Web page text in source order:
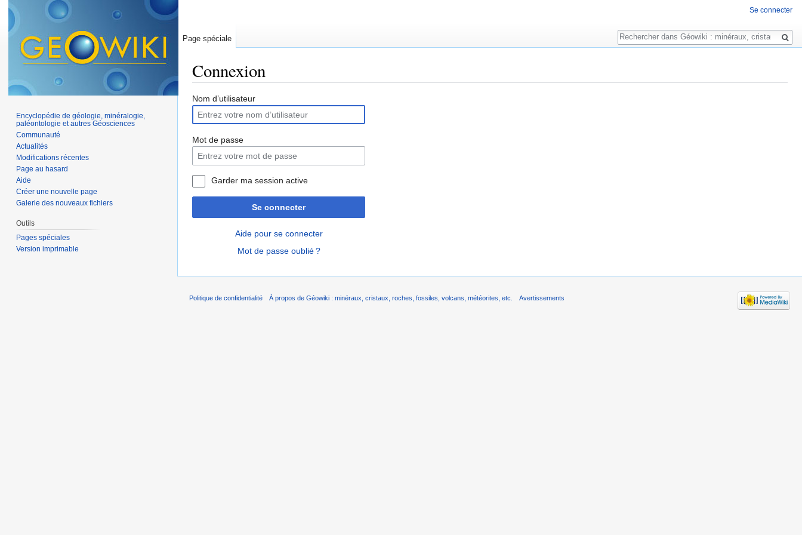
Connexion
Nom d’utilisateur
Mot de passe
Garder ma session active
Se connecter
Aide pour se connecter
Mot de passe oublié ?
Se connecter
Page spéciale
Rechercher
Encyclopédie de géologie, minéralogie,
paléontologie et autres Géosciences
Communauté
Actualités
Modifications récentes
Page au hasard
Aide
Créer une nouvelle page
Galerie des nouveaux fichiers
Outils
Pages spéciales
Version imprimable
Politique de confidentialité À propos de Géowiki : minéraux, cristaux, roches, fossiles, volcans, météorites, etc. Avertissements